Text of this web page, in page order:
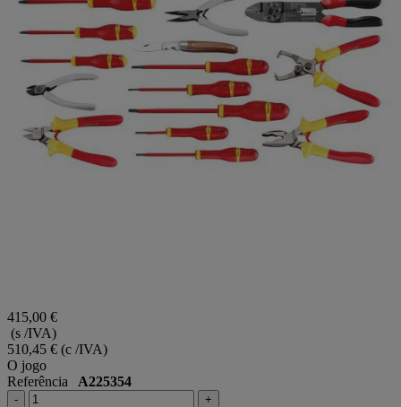
415,00 €
(s /IVA)
510,45 € (c /IVA)
O jogo
Referência A225354
- +